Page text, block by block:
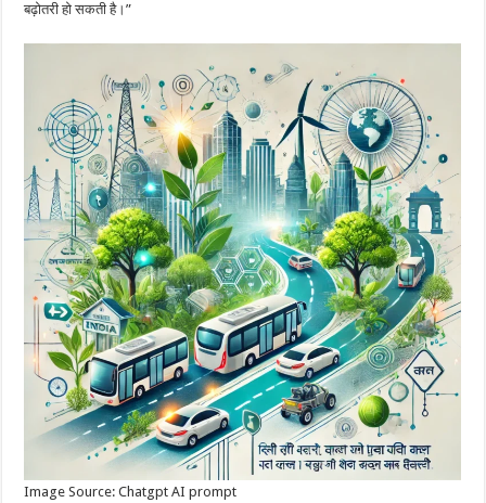
बढ़ोतरी हो सकती है।”
Image Source: Chatgpt AI prompt